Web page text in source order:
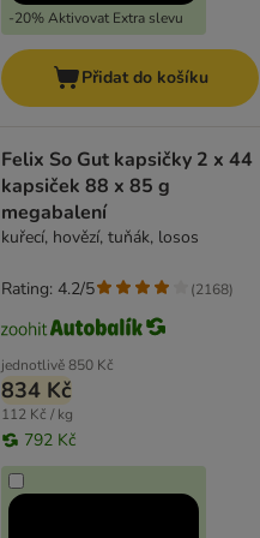
-20% Aktivovat Extra slevu
Přidat do košíku
Felix So Gut kapsičky 2 x 44
kapsiček 88 x 85 g
megabalení
kuřecí, hovězí, tuňák, losos
jednotlivě850 Kč
834 Kč
112 Kč / kg
792 Kč
Rating: 4.2/5 (2168)